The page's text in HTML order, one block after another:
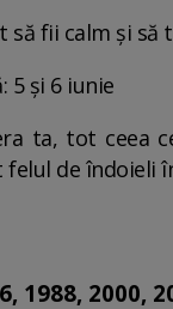
să fii calm și
5 și 6 iunie
ta, tot ceea
de îndoieli
1988, 2000,